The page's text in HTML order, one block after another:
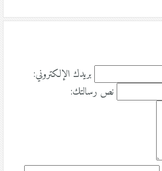
بريدك الإلكتروني:
نص رسالتك: